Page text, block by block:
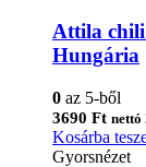
Attila chili
Hungária
0 az 5-ből
3690 Ft nettó
Kosárba
Gyorsnézet